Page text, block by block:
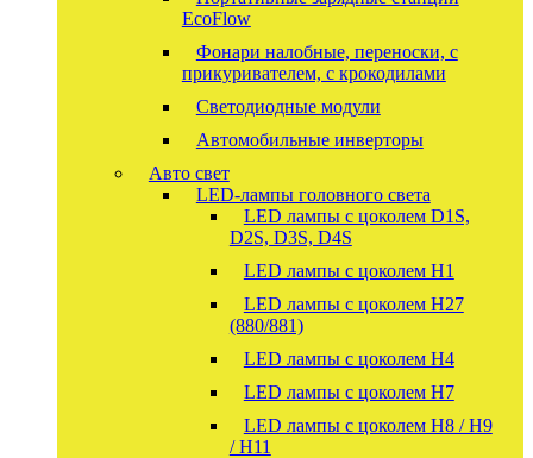
EcoFlow
Фонари налобные, переноски, с
прикуривателем, с крокодилами
Светодиодные модули
Автомобильные инверторы
Авто свет
LED-лампы головного света
LED лампы с цоколем D1S,
D2S, D3S, D4S
LED лампы с цоколем H1
LED лампы с цоколем H27
(880/881)
LED лампы с цоколем H4
LED лампы с цоколем H7
LED лампы с цоколем H8 / H9
/ H11